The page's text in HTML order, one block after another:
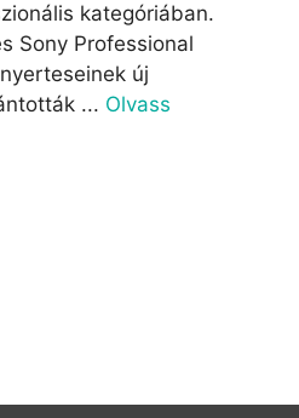
kategóriában.
Sony Professional
új
... Olvass